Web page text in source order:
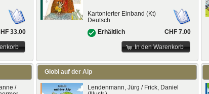
33.00
Kartonierter Einband (Kt)
Deutsch
Erhältlich
CHF 7.00
In den Warenkorb
/
Globi auf der Alp
Lendenmann, Jürg / Frick, Daniel